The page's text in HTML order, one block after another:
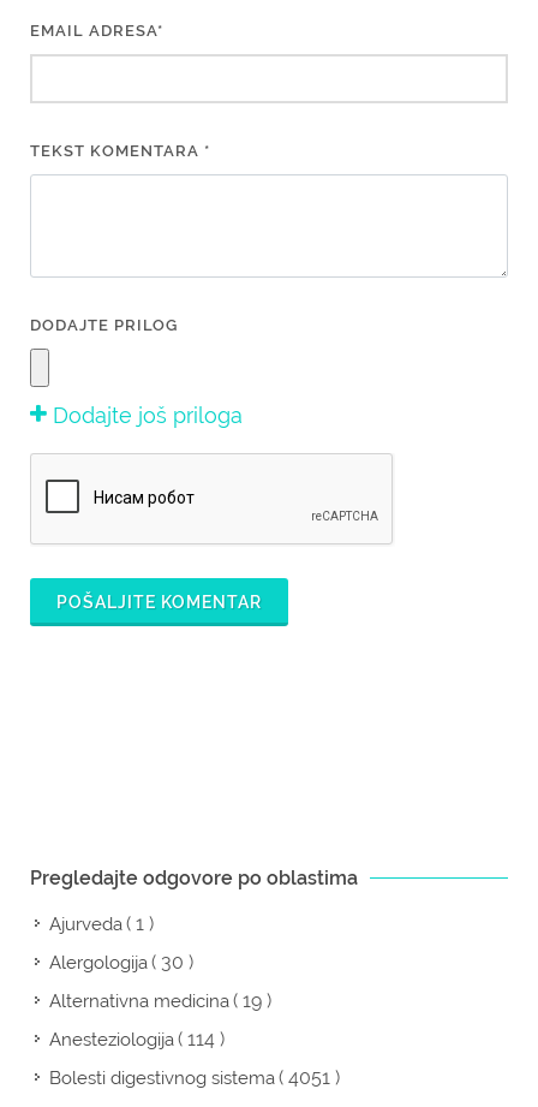
EMAIL ADRESA*
TEKST KOMENTARA *
DODAJTE PRILOG
Dodajte još priloga
POŠALJITE KOMENTAR
Pregledajte odgovore po oblastima
Ajurveda( 1 )
Alergologija( 30 )
Alternativna medicina( 19 )
Anesteziologija( 114 )
Bolesti digestivnog sistema( 4051 )